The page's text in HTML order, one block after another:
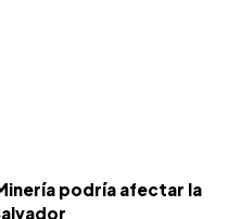
podría afectar la